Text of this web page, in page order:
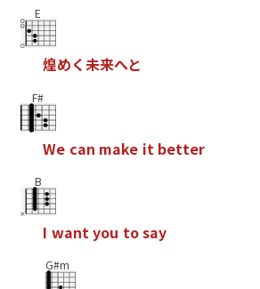
E
煌めく未来へと
F#
We can make it better
B
I wantyou tosay
G#m